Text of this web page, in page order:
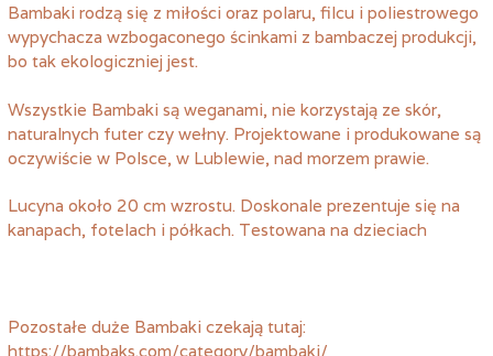
Bambaki rodzą się z miłości oraz polaru, filcu i poliestrowego
wypychacza wzbogaconego ścinkami z bambaczej produkcji,
bo tak ekologiczniej jest.
Wszystkie Bambaki są weganami, nie korzystają ze skór,
naturalnych futer czy wełny. Projektowane i produkowane są
oczywiście w Polsce, w Lublewie, nad morzem prawie.
Lucyna około 20 cm wzrostu. Doskonale prezentuje się na
kanapach, fotelach i półkach. Testowana na dzieciach
Pozostałe duże Bambaki czekają tutaj:
https://bambaks.com/category/bambaki/